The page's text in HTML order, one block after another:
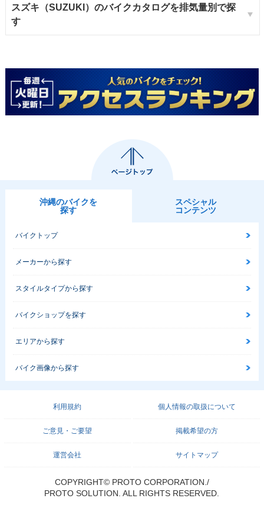
スズキ（SUZUKI）のバイクカタログを排気量別で探
す
沖縄のバイクを
探す
スペシャル
コンテンツ
バイクトップ
メーカーから探す
スタイルタイプから探す
バイクショップを探す
エリアから探す
バイク画像から探す
利用規約 個人情報の取扱について
ご意見・ご要望 掲載希望の方
運営会社 サイトマップ
COPYRIGHT© PROTO CORPORATION./
PROTO SOLUTION. ALL RIGHTS RESERVED.